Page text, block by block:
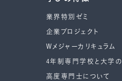
業界特別ゼミ
企業プロジェクト
Wメジャーカリキュラム
4年制専⾨学校と⼤学
高度専門士について